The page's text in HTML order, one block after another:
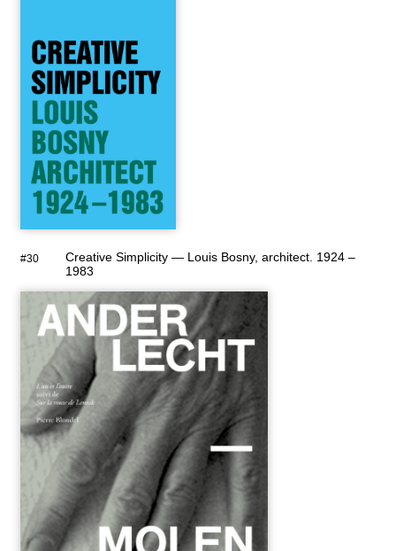
#30
Creative Simplicity — Louis Bosny, architect. 1924 –
1983